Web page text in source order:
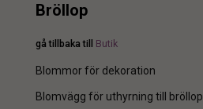
Bröllop
gå tillbaka till Butik
Blommor för dekoration
Blomvägg för uthyrning till bröllop